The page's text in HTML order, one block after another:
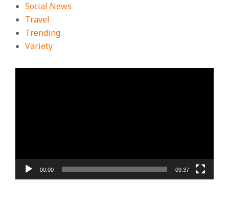
Social News
Travel
Trending
Variety
00:00 09:37